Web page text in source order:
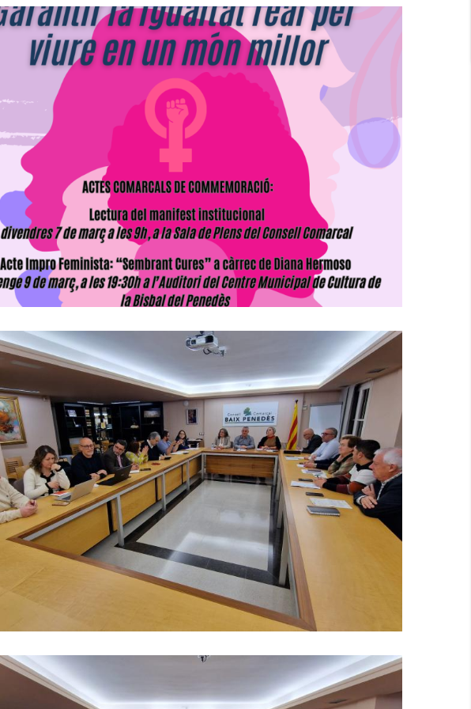
Actes Comarcals De Commemoració Del Dia
Internacional De Les Dones
S. socials
El Consell D’Alcaldes Del Baix Penedès Exigeix
Millorar El Finançament Dels Serveis Socials De La
Comarca
S. socials